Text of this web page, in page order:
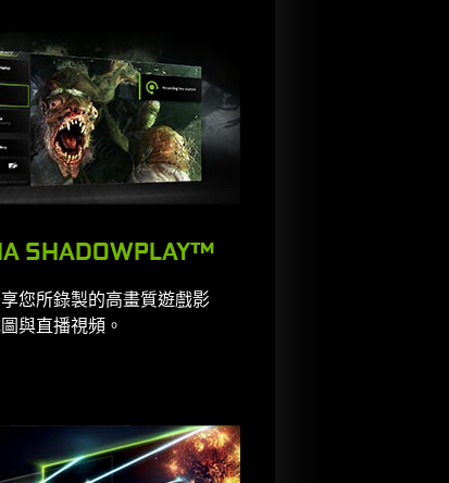
SHADOWPLAY™
您所錄製的高畫質遊戲影
與直播視頻。